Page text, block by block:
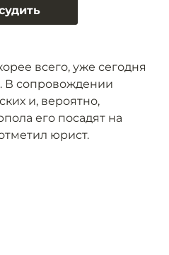
всего, уже сегодня
В сопровождении
и, вероятно,
его посадят на
юрист.